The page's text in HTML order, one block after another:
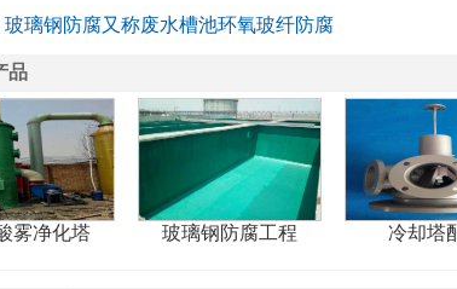
玻璃钢防腐又称废水槽池环氧玻纤防腐
品
雾净化塔 玻璃钢防腐工程 冷却塔